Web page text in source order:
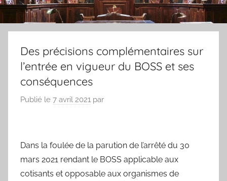
Des précisions complémentaires sur
l’entrée en vigueur du BOSS et ses
conséquences
Publié le 7 avril 2021 par
Dans la foulée de la parution de l’arrêté du 30
mars 2021 rendant le BOSS applicable aux
cotisants et opposable aux organismes de